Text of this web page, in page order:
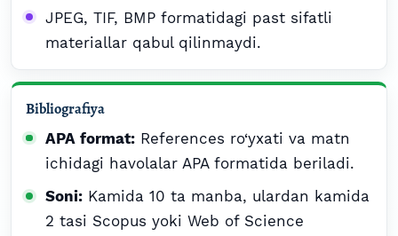
JPEG, TIF, BMP formatidagi past sifatli
materiallar qabul qilinmaydi.
Bibliografiya
APA format:References ro‘yxati va matn
ichidagi havolalar APA formatida beriladi.
Soni:Kamida 10 ta manba, ulardan kamida
2 tasi Scopus yoki Web of Science